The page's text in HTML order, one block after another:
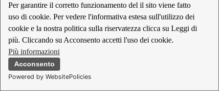
Per garantire il corretto funzionamento del il sito viene fatto
uso di cookie. Per vedere l'informativa estesa sull'utilizzo dei
cookie e la nostra politica sulla riservatezza clicca su Leggi di
più. Cliccando su Acconsento accetti l'uso dei cookie.
Più informazioni
Acconsento
Powered by WebsitePolicies
Inverter per impianti fotovoltaici
Kit per impianti fotovoltaici
Moduli fotovoltaici
Sistemi di monitoraggio per impianti fotovoltaici
Strumenti di collaudo e configurazione per impianti
fotovoltaici
Supporti per impianti fotovoltaici
Geotermia